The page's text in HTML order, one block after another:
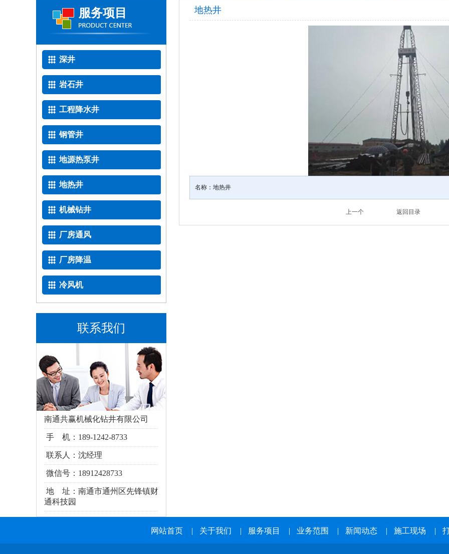
服务项目
深井
岩石井
工程降水井
钢管井
地源热泵井
地热井
机械钻井
厂房通风
厂房降温
冷风机
联系我们
南通共赢机械化钻井有限公司
手 机：189-1242-8733
联系人：沈经理
微信号：18912428733
地 址：南通市通州区先锋镇财
通科技园
地热井
名称： 地热井
上一个 返回目录
网站首页 | 关于我们 | 服务项目 | 业务范围 | 新闻动态 | 施工现场 |